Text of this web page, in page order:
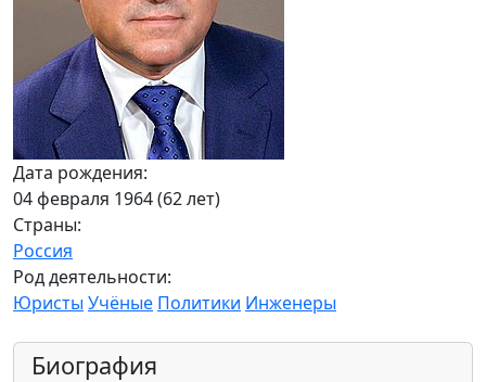
Дата рождения:
04 февраля 1964 (62 лет)
Страны:
Россия
Род деятельности:
Юристы Учёные Политики Инженеры
Биография